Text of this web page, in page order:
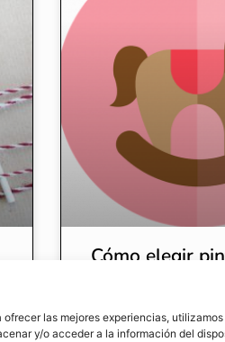
ofrecer las mejores experiencias,
y/o acceder a la información del
Cómo elegir